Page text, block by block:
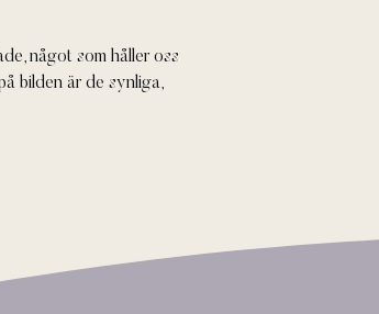
något som håller oss
bilden är de synliga,